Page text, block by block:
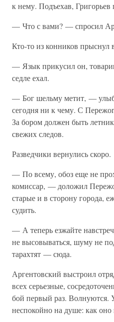
к нему. Подъехав,
— Что с вами? — спросил
Кто-то из конников прыснул
— Язык прикусил он,
седле ехал.
— Бог шельму метит, —
сегодня ни к чему. С
За бором должен быть
свежих следов.
Разведчики вернулись скоро.
— По всему, обоз еще не
комиссар, — доложил
старые и в сторону города,
судить.
— А теперь езжайте
не высовываться, шуму не
тарахтят — сюда.
Аргентовский выстроил
всех серьезные,
бой первый раз. Волнуются.
неспокойно на душе: как